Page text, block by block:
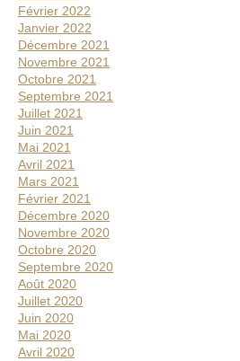
Février 2022
Janvier 2022
Décembre 2021
Novembre 2021
Octobre 2021
Septembre 2021
Juillet 2021
Juin 2021
Mai 2021
Avril 2021
Mars 2021
Février 2021
Décembre 2020
Novembre 2020
Octobre 2020
Septembre 2020
Août 2020
Juillet 2020
Juin 2020
Mai 2020
Avril 2020